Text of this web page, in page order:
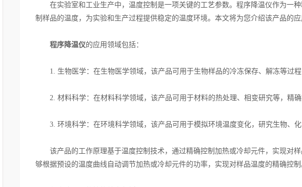
在实验室和工业生产中，温度控制是一项关键的工艺参数。程序降温仪作为一
制样品的温度，为实验和生产过程提供稳定的温度环境。本文将为您介绍该产品的
程序降温仪的应用领域包括：
1. 生物医学：在生物医学领域，该产品可用于生物样品的冷冻保存、解冻等过程
2. 材料科学：在材料科学领域，该产品可用于材料的热处理、相变研究等，精确
3. 环境科学：在环境科学领域，该产品可用于模拟环境温度变化，研究生物、化
该产品的工作原理基于温度控制技术，通过精确控制加热或冷却元件，实现对
够根据预设的温度曲线自动调节加热或冷却元件的功率，实现对样品温度的精确控制